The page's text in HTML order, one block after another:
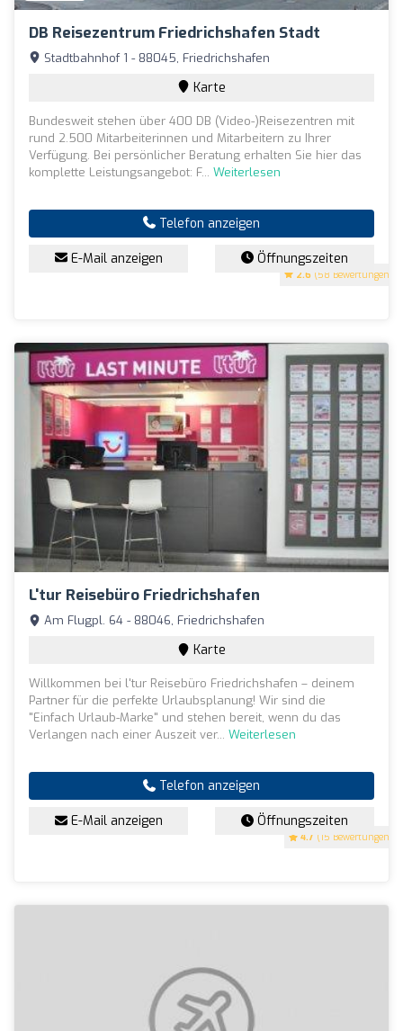
DB Reisezentrum Friedrichshafen Stadt
2.6 (58 Bewertungen)
Stadtbahnhof 1 - 88045, Friedrichshafen
Karte
Bundesweit stehen über 400 DB (Video-)Reisezentren mit
rund 2.500 Mitarbeiterinnen und Mitarbeitern zu Ihrer
Verfügung. Bei persönlicher Beratung erhalten Sie hier das
komplette Leistungsangebot: F... Weiterlesen
Telefon anzeigen
E-Mail anzeigen Öffnungszeiten
L'tur Reisebüro Friedrichshafen
4.7 (15 Bewertungen)
Am Flugpl. 64 - 88046, Friedrichshafen
Karte
Willkommen bei l'tur Reisebüro Friedrichshafen – deinem
Partner für die perfekte Urlaubsplanung! Wir sind die
"Einfach Urlaub-Marke" und stehen bereit, wenn du das
Verlangen nach einer Auszeit ver... Weiterlesen
Telefon anzeigen
E-Mail anzeigen Öffnungszeiten